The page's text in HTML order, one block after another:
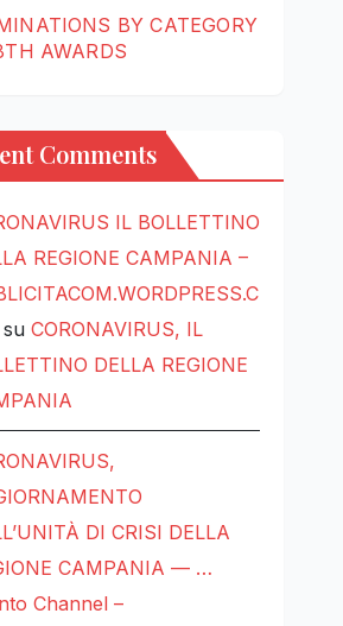
BY CATEGORY
AWARDS
Comments
IL BOLLETTINO
REGIONE CAMPANIA –
su CORONAVIRUS, IL
DELLA REGIONE
DI CRISI DELLA
CAMPANIA — …
Channel –